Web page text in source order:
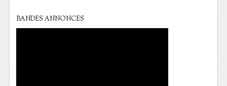
BANDES ANNONCES